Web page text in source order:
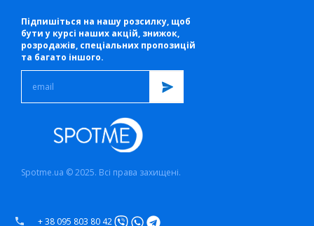
Підпишіться на нашу розсилку, щоб
бути у курсі наших акцій, знижок,
розродажів, спеціальних пропозицій
та багато іншого.
Spotme.ua © 2025. Всі права захищені.
+ 38 095 803 80 42